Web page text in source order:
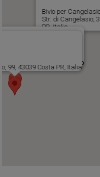
99, 43039 Costa PR, Italia
100, 43039 Costa PR, Italia
Bivio per
Str. di Cangelasio,
PR, Italia